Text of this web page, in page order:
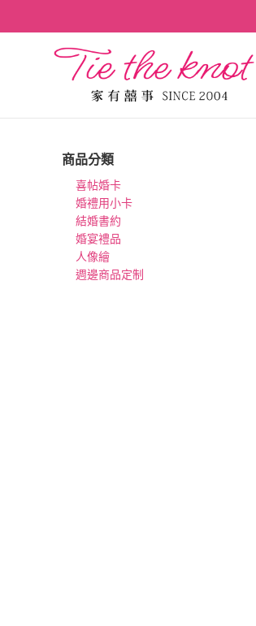
商品分類
喜帖婚卡
婚禮用小卡
結婚書約
婚宴禮品
人像繪
週邊商品定制